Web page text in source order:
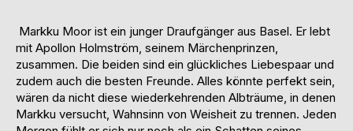
Markku Moor ist ein junger Draufgänger aus Basel. Er lebt
mit Apollon Holmström, seinem Märchenprinzen,
zusammen. Die beiden sind ein glückliches Liebespaar und
zudem auch die besten Freunde. Alles könnte perfekt sein,
wären da nicht diese wiederkehrenden Albträume, in denen
Markku versucht, Wahnsinn von Weisheit zu trennen. Jeden